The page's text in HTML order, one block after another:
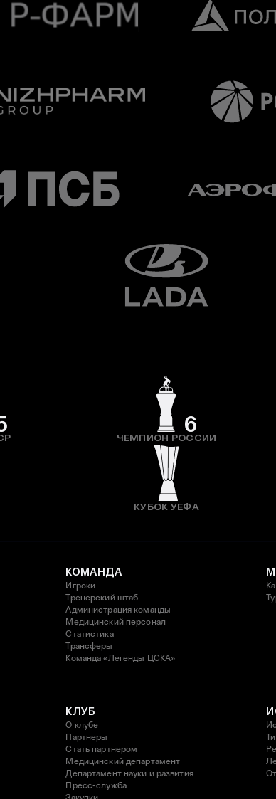
6
ЧЕМПИОН РОССИИ
КУБОК УЕФА
КОМАНДА
Игроки
Тренерский штаб
Администрация команды
Медицинский персонал
Статистика
Трансферы
Команда «Легенды ЦСКА»
КЛУБ
О клубе
Партнеры
Стать партнером
Медицинский департамент
Департамент науки и развития
Пресс-служба